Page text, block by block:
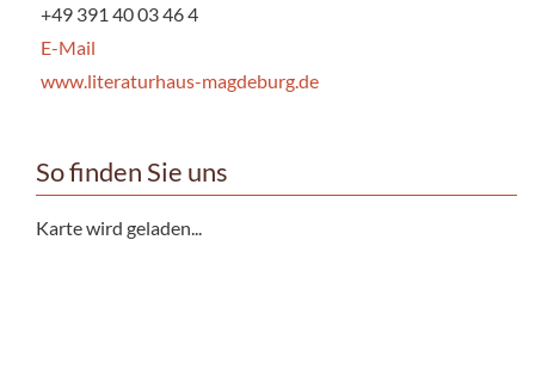
+49 391 40 03 46 4
E-Mail
www.literaturhaus-magdeburg.de
So finden Sie uns
Karte wird geladen...